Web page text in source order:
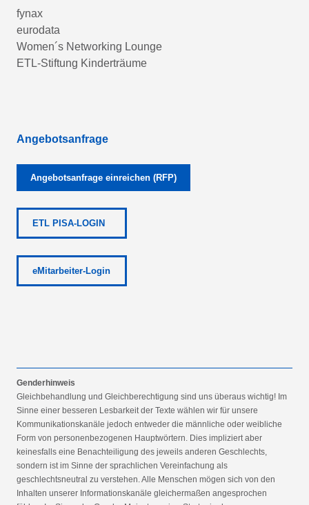
fynax
eurodata
Women´s Networking Lounge
ETL-Stiftung Kinderträume
Angebotsanfrage
Angebotsanfrage einreichen (RFP)
ETL PISA-LOGIN
eMitarbeiter-Login
Genderhinweis
Gleichbehandlung und Gleichberechtigung sind uns überaus wichtig! Im
Sinne einer besseren Lesbarkeit der Texte wählen wir für unsere
Kommunikationskanäle jedoch entweder die männliche oder weibliche
Form von personenbezogenen Hauptwörtern. Dies impliziert aber
keinesfalls eine Benachteiligung des jeweils anderen Geschlechts,
sondern ist im Sinne der sprachlichen Vereinfachung als
geschlechtsneutral zu verstehen. Alle Menschen mögen sich von den
Inhalten unserer Informationskanäle gleichermaßen angesprochen